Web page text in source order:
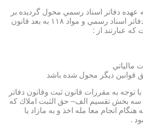
دفاتر اسناد رسمي محول گرديده بر
اساس ماده ۵۰ قانون دفاتر اسناد رسمي و مواد ۱۱۸ به بعد قانون
عبارتند از :
توجه به مقررات قانون ثبت وقانون دفاتر
سه بخش تقسيم الف– حق الثبت املاك كه
انجام معا مله اخذ و به مازاد يا
.